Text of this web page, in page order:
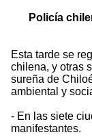
Policía
Esta tarde se
chilena, y otras
sureña de
ambiental y
- En las siete
manifestantes.